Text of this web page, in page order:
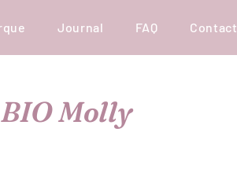
Journal FAQ Contact
Molly